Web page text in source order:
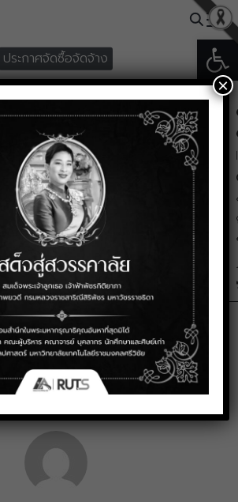
ประกาศจัดซื้อจัดจ้าง
นะการเสนอราคาจ้าง
งปรับอากาศ โดยวิธี
เฉพาะเจาะจง
พฤษภาคม 14, 2024
าคาจ้างซ้อมเครื่องปรับอากาศ โดยวิธีเฉพาะ
าง,ประกาศจัดซื้อจัดจ้าง
×